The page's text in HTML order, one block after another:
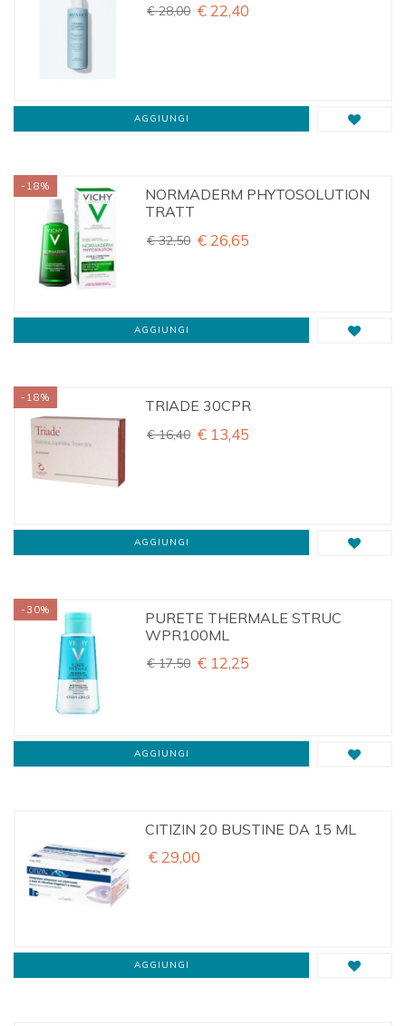
€ 28,00 € 22,40
AGGIUNGI
NORMADERM PHYTOSOLUTION
TRATT
€ 32,50 € 26,65
-18%
AGGIUNGI
TRIADE 30CPR
€ 16,40 € 13,45
-18%
AGGIUNGI
PURETE THERMALE STRUC
WPR100ML
€ 17,50 € 12,25
-30%
AGGIUNGI
CITIZIN 20 BUSTINE DA 15 ML
€ 29,00
AGGIUNGI